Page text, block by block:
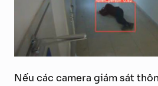
Nếu các camera giám sát